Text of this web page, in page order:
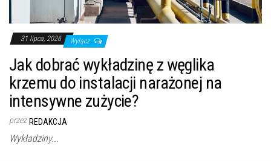
31 lipca, 2026 Wyłącz
Jak dobrać wykładzinę z węglika
krzemu do instalacji narażonej na
intensywne zużycie?
przez REDAKCJA
Wykładziny...